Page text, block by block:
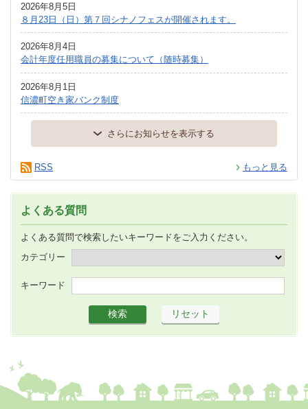
2026年8月5日
８月23日（日）第７回シナノフェスが開催されます。
2026年8月4日
会計年度任用職員の募集について（随時募集）
2026年8月1日
信濃町空き家バンク制度
さらにお知らせを表示する
もっと見る
RSS
よくある質問
よくある質問で検索したいキーワードをご入力ください。
カテゴリー
キーワード